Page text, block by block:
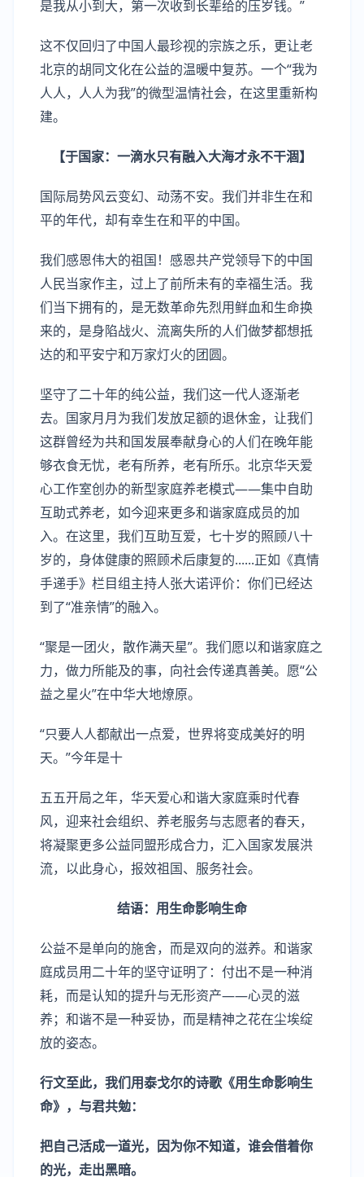
是我从小到大，第一次收到长辈给的压岁钱。”
这不仅回归了中国人最珍视的宗族之乐，更让老
北京的胡同文化在公益的温暖中复苏。一个“我为
人人，人人为我”的微型温情社会，在这里重新构
建。
【于国家：一滴水只有融入大海才永不干涸】
国际局势风云变幻、动荡不安。我们并非生在和
平的年代，却有幸生在和平的中国。
我们感恩伟大的祖国！感恩共产党领导下的中国
人民当家作主，过上了前所未有的幸福生活。我
们当下拥有的，是无数革命先烈用鲜血和生命换
来的，是身陷战火、流离失所的人们做梦都想抵
达的和平安宁和万家灯火的团圆。
坚守了二十年的纯公益，我们这一代人逐渐老
去。国家月月为我们发放足额的退休金，让我们
这群曾经为共和国发展奉献身心的人们在晚年能
够衣食无忧，老有所养，老有所乐。北京华天爱
心工作室创办的新型家庭养老模式——集中自助
互助式养老，如今迎来更多和谐家庭成员的加
入。在这里，我们互助互爱，七十岁的照顾八十
岁的，身体健康的照顾术后康复的......正如《真情
手递手》栏目组主持人张大诺评价：你们已经达
到了“准亲情”的融入。
“聚是一团火，散作满天星”。我们愿以和谐家庭之
力，做力所能及的事，向社会传递真善美。愿“公
益之星火”在中华大地燎原。
“只要人人都献出一点爱，世界将变成美好的明
天。”今年是十
五五开局之年，华天爱心和谐大家庭乘时代春
风，迎来社会组织、养老服务与志愿者的春天，
将凝聚更多公益同盟形成合力，汇入国家发展洪
流，以此身心，报效祖国、服务社会。
结语：用生命影响生命
公益不是单向的施舍，而是双向的滋养。和谐家
庭成员用二十年的坚守证明了：付出不是一种消
耗，而是认知的提升与无形资产——心灵的滋
养；和谐不是一种妥协，而是精神之花在尘埃绽
放的姿态。
行文至此， 我们用泰戈尔的诗歌《用生命影响生
命》，与君共勉：
把自己活成一道光，因为你不知道，谁会借着你
的光，走出黑暗。